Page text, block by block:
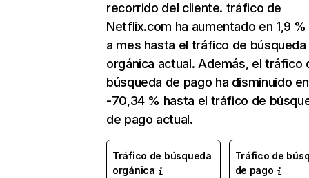
recorrido del cliente. tráfico de
Netflix.com ha aumentado en 1,9
a mes hasta el tráfico de búsqueda
orgánica actual. Además, el tráfico
búsqueda de pago ha disminuido en
-70,34 % hasta el tráfico de
de pago actual.
Tráfico de búsqueda
orgánica
Tráfico de
de pago